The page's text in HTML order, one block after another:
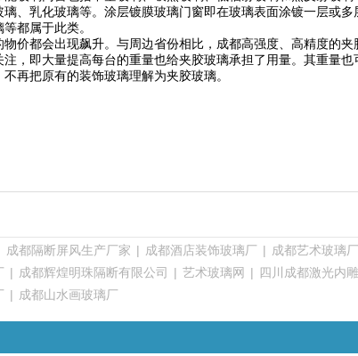
、乳化玻璃等。涂层镀膜玻璃门窗即在玻璃表面涂镀一层或
都属于此类。
价都会出现飙升。与周边省份相比，成都高强度、高精度的
，即大量提高每台的重量也给夹胶玻璃承担了用量。其重量
再把原有的装饰玻璃理解为夹胶玻璃。
成都隔断屏风生产厂家 | 成都酒店装饰玻璃厂 | 成都艺术玻璃厂
| 成都辉煌明珠隔断有限公司 | 艺术玻璃网 | 四川成都激光内
| 成都山水画玻璃厂